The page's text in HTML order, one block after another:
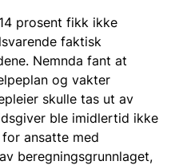
prosent fikk ikke
faktisk
Nemnda fant at
og vakter
skulle tas ut av
ble imidlertid ikke
ansatte med
beregningsgrunnlaget,